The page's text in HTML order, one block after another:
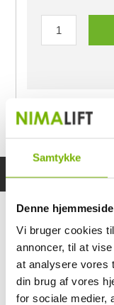
Samtykke
Denne
Vi bruger cookies
annoncer, til at
at analysere vores
din brug af vores
for sociale medier,